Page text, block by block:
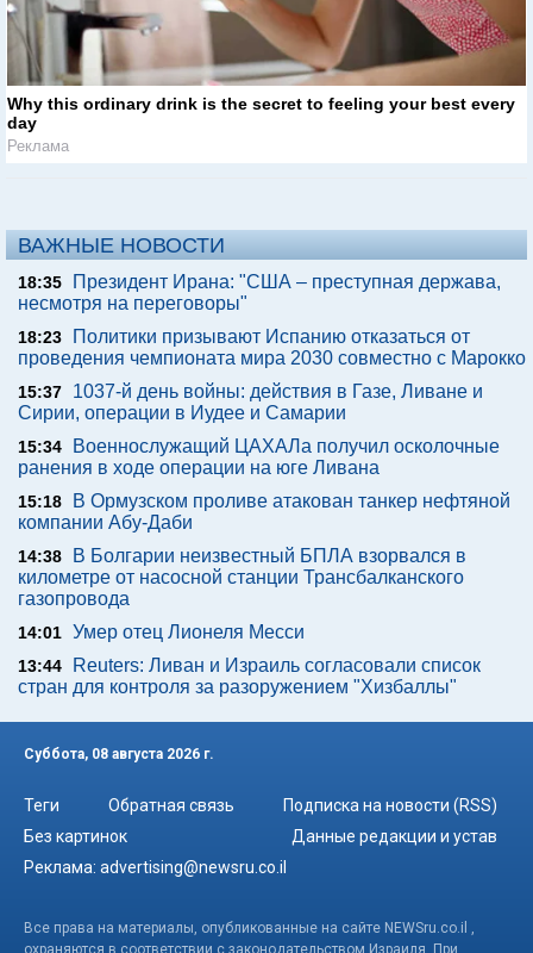
Why this ordinary drink is the secret to feeling your best every
day
Реклама
ВАЖНЫЕ НОВОСТИ
18:35
Президент Ирана: "США – преступная держава,
несмотря на переговоры"
18:23
Политики призывают Испанию отказаться от
проведения чемпионата мира 2030 совместно с Марокко
15:37
1037-й день войны: действия в Газе, Ливане и
Сирии, операции в Иудее и Самарии
15:34
Военнослужащий ЦАХАЛа получил осколочные
ранения в ходе операции на юге Ливана
15:18
В Ормузском проливе атакован танкер нефтяной
компании Абу-Даби
14:38
В Болгарии неизвестный БПЛА взорвался в
километре от насосной станции Трансбалканского
газопровода
14:01 Умер отец Лионеля Месси
13:44
Reuters: Ливан и Израиль согласовали список
стран для контроля за разоружением "Хизбаллы"
Суббота, 08 августа 2026 г.
Теги Обратная связь
Подписка на новости (RSS)
Без картинок
Данные редакции и устав
Реклама: advertising@newsru.co.il
Все права на материалы, опубликованные на сайте NEWSru.co.il ,
охраняются в соответствии с законодательством Израиля. При